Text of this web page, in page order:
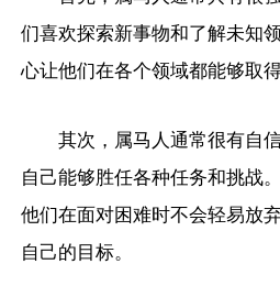
们喜欢探索新事物和了解未知
心让他们在各个领域都能够取
其次，属马人通常很有自
自己能够胜任各种任务和挑战
他们在面对困难时不会轻易放
自己的目标。